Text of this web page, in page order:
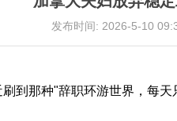
发布时间: 2026-5-10
到那种"辞职环游世界，每天